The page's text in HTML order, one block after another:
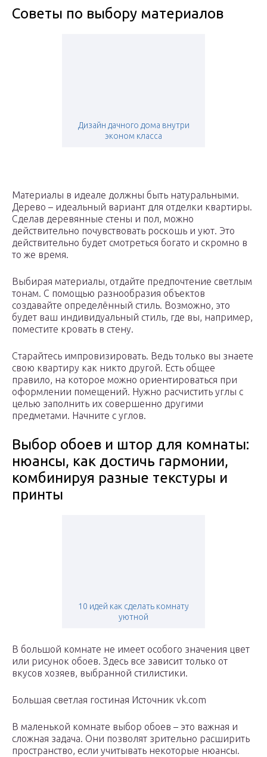
Советы по выбору материалов
Дизайн дачного дома внутри
эконом класса
Материалы в идеале должны быть натуральными.
Дерево – идеальный вариант для отделки квартиры.
Сделав деревянные стены и пол, можно
действительно почувствовать роскошь и уют. Это
действительно будет смотреться богато и скромно в
то же время.
Выбирая материалы, отдайте предпочтение светлым
тонам. С помощью разнообразия объектов
создавайте определённый стиль. Возможно, это
будет ваш индивидуальный стиль, где вы, например,
поместите кровать в стену.
Старайтесь импровизировать. Ведь только вы знаете
свою квартиру как никто другой. Есть общее
правило, на которое можно ориентироваться при
оформлении помещений. Нужно расчистить углы с
целью заполнить их совершенно другими
предметами. Начните с углов.
Выбор обоев и штор для комнаты:
нюансы, как достичь гармонии,
комбинируя разные текстуры и
принты
10 идей как сделать комнату
уютной
В большой комнате не имеет особого значения цвет
или рисунок обоев. Здесь все зависит только от
вкусов хозяев, выбранной стилистики.
Большая светлая гостиная Источник vk.com
В маленькой комнате выбор обоев – это важная и
сложная задача. Они позволят зрительно расширить
пространство, если учитывать некоторые нюансы.